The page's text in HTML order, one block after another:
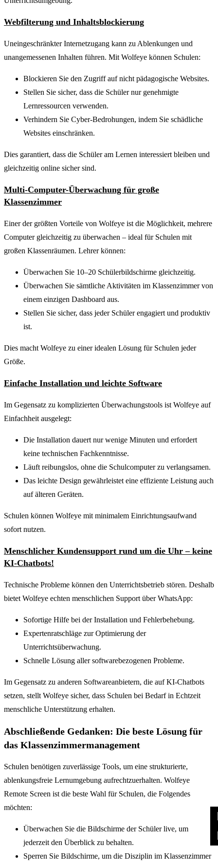
Webfilterung und Inhaltsblockierung
Uneingeschränkter Internetzugang kann zu Ablenkungen und
unangemessenen Inhalten führen. Mit Wolfeye können Schulen:
Blockieren Sie den Zugriff auf nicht pädagogische Websites.
Stellen Sie sicher, dass die Schüler nur genehmigte
Lernressourcen verwenden.
Verhindern Sie Cyber-Bedrohungen, indem Sie schädliche
Websites einschränken.
Dies garantiert, dass die Schüler am Lernen interessiert bleiben und
gleichzeitig online sicher sind.
Multi-Computer-Überwachung für große
Klassenzimmer
Einer der größten Vorteile von Wolfeye ist die Möglichkeit, mehrere
Computer gleichzeitig zu überwachen – ideal für Schulen mit
großen Klassenräumen. Lehrer können:
Überwachen Sie 10–20 Schülerbildschirme gleichzeitig.
Überwachen Sie sämtliche Aktivitäten im Klassenzimmer von
einem einzigen Dashboard aus.
Stellen Sie sicher, dass jeder Schüler engagiert und produktiv
ist.
Dies macht Wolfeye zu einer idealen Lösung für Schulen jeder
Größe.
Einfache Installation und leichte Software
Im Gegensatz zu komplizierten Überwachungstools ist Wolfeye auf
Einfachheit ausgelegt:
Die Installation dauert nur wenige Minuten und erfordert
keine technischen Fachkenntnisse.
Läuft reibungslos, ohne die Schulcomputer zu verlangsamen.
Das leichte Design gewährleistet eine effiziente Leistung auch
auf älteren Geräten.
Schulen können Wolfeye mit minimalem Einrichtungsaufwand
sofort nutzen.
Menschlicher Kundensupport rund um die Uhr – keine
KI-Chatbots!
Technische Probleme können den Unterrichtsbetrieb stören. Deshalb
bietet Wolfeye echten menschlichen Support über WhatsApp:
Sofortige Hilfe bei der Installation und Fehlerbehebung.
Expertenratschläge zur Optimierung der
Unterrichtsüberwachung.
Schnelle Lösung aller softwarebezogenen Probleme.
Im Gegensatz zu anderen Softwareanbietern, die auf KI-Chatbots
setzen, stellt Wolfeye sicher, dass Schulen bei Bedarf in Echtzeit
menschliche Unterstützung erhalten.
Abschließende Gedanken: Die beste Lösung für
das Klassenzimmermanagement
Schulen benötigen zuverlässige Tools, um eine strukturierte,
ablenkungsfreie Lernumgebung aufrechtzuerhalten. Wolfeye
Remote Screen ist die beste Wahl für Schulen, die Folgendes
möchten:
Überwachen Sie die Bildschirme der Schüler live, um
jederzeit den Überblick zu behalten.
Sperren Sie Bildschirme, um die Disziplin im Klassenzimmer